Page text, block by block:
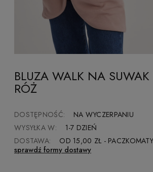
BLUZA WALK NA
RÓŻ
DOSTĘPNOŚĆ:
NA WYCZERPANIU
WYSYŁKA W:
1-7 DZIEŃ
DOSTAWA:
OD 15,00 ZŁ - PACZKOMATY
CENA NIE ZAWIERA EWENTUALNYCH
sprawdź formy dostawy